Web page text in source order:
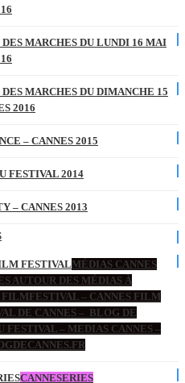
MARCHES DU LUNDI 16 MAI
MARCHES DU DIMANCHE 15
2016
– CANNES 2015
FESTIVAL 2014
– CANNES 2013
FESTIVALMÉDIAS CANNES
AUTOUR DES MÉDIAS À
FILMFESTIVAL – CANNES FILM
DE CANNES – BLOG DE
FESTIVAL – MEDIAS CANNES –
CANNESERIES